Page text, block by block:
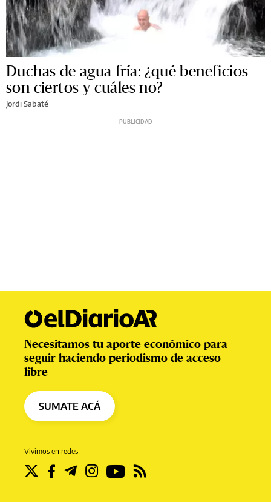
Duchas de agua fría: ¿qué beneficios
son ciertos y cuáles no?
Jordi Sabaté
Vivimos en redes
Necesitamos tu aporte económico para
seguir haciendo periodismo de acceso
libre
SUMATE ACÁ